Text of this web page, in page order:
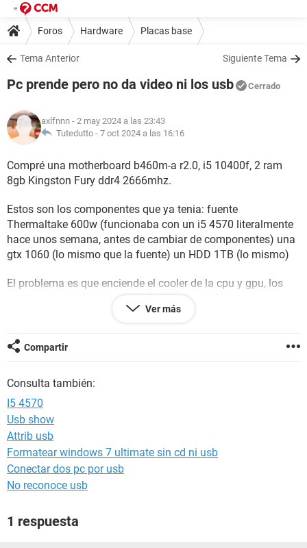
Foros Hardware Placas base
Tema Anterior Siguiente Tema
Pc prende pero no da video ni los usb Cerrado
axlfnnn - 2 may 2024 a las 23:43
Tutedutto - 7 oct 2024 a las 16:16
Compré una motherboard b460m-a r2.0, i5 10400f, 2 ram
8gb Kingston Fury ddr4 2666mhz.
Estos son los componentes que ya tenia: fuente
Thermaltake 600w (funcionaba con un i5 4570 literalmente
hace unos semana, antes de cambiar de componentes) una
gtx 1060 (lo mismo que la fuente) un HDD 1TB (lo mismo)
El problema es que enciende el cooler de la cpu y gpu, los
coolers de el gabinete, sin embargo los periféricos no
encienden las luces rgb (ya probé en todos los puertos) y el
Probé cambiando las rams, poniendo 1 sola en los 4 slots
gráfica, incluso sin ponerle rams.
¿¿Qué más puedo hacer??
Android / Chrome 123.0.0.0
Ver más
Compartir
Consulta también:
I5 4570
Usb show
Attrib usb
Formatear windows 7 ultimate sin cd ni usb
Conectar dos pc por usb
No reconoce usb
1 respuesta